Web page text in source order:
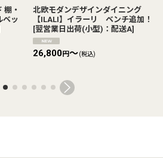
棚・
ベッ
北欧モダンデザインダイニング
【ILALI】イラーリ ベンチ追加！
[翌営業日出荷(小型)：配送A]
26,800円～(税込)